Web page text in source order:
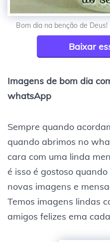
Bom dia na benção de
Baixar
Imagens de bom dia
whatsApp
Sempre quando
quando abrimos no
cara com uma linda
é isso é gostoso
novas imagens e
Temos imagens lindas
amigos felizes ema